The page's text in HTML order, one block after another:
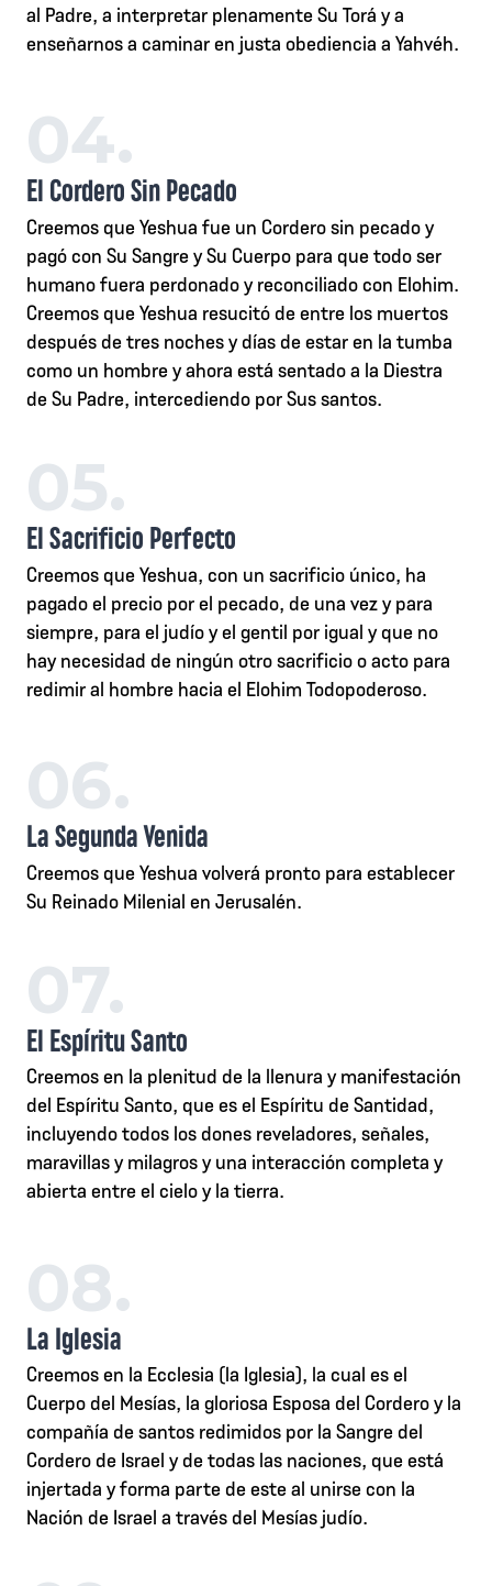
al Padre, a interpretar plenamente Su Torá y a
enseñarnos a caminar en justa obediencia a Yahvéh.
04.
El Cordero Sin Pecado
Creemos que Yeshua fue un Cordero sin pecado y
pagó con Su Sangre y Su Cuerpo para que todo ser
humano fuera perdonado y reconciliado con Elohim.
Creemos que Yeshua resucitó de entre los muertos
después de tres noches y días de estar en la tumba
como un hombre y ahora está sentado a la Diestra
de Su Padre, intercediendo por Sus santos.
05.
El Sacrificio Perfecto
Creemos que Yeshua, con un sacrificio único, ha
pagado el precio por el pecado, de una vez y para
siempre, para el judío y el gentil por igual y que no
hay necesidad de ningún otro sacrificio o acto para
redimir al hombre hacia el Elohim Todopoderoso.
06.
La Segunda Venida
Creemos que Yeshua volverá pronto para establecer
Su Reinado Milenial en Jerusalén.
07.
El Espíritu Santo
Creemos en la plenitud de la llenura y manifestación
del Espíritu Santo, que es el Espíritu de Santidad,
incluyendo todos los dones reveladores, señales,
maravillas y milagros y una interacción completa y
abierta entre el cielo y la tierra.
08.
La Iglesia
Creemos en la Ecclesia (la Iglesia), la cual es el
Cuerpo del Mesías, la gloriosa Esposa del Cordero y la
compañía de santos redimidos por la Sangre del
Cordero de Israel y de todas las naciones, que está
injertada y forma parte de este al unirse con la
Nación de Israel a través del Mesías judío.